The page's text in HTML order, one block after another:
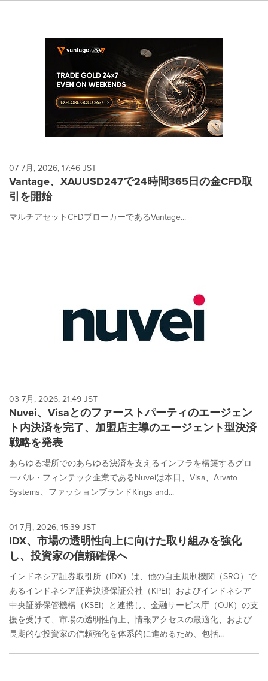
07 7月, 2026, 17:46 JST
Vantage、XAUUSD247で24時間365日の金CFD取
引を開始
マルチアセットCFDブローカーであるVantage...
03 7月, 2026, 21:49 JST
Nuvei、Visaとのファーストパーティのエージェン
ト内決済を完了、加盟店主導のエージェント型決済
戦略を発表
あらゆる場所でのあらゆる決済を支えるインフラを構築するグロ
ーバル・フィンテック企業であるNuveiは本日、Visa、Arvato
Systems、ファッションブランドKings and...
01 7月, 2026, 15:39 JST
IDX、市場の透明性向上に向けた取り組みを強化
し、投資家の信頼確保へ
インドネシア証券取引所（IDX）は、他の自主規制機関（SRO）で
あるインドネシア証券決済保証公社（KPEI）およびインドネシア
中央証券保管機構（KSEI）と連携し、金融サービス庁（OJK）の支
援を受けて、市場の透明性向上、情報アクセスの最適化、および
長期的な投資家の信頼強化を体系的に進めるため、包括...